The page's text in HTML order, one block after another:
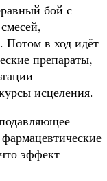
бой с
Потом в ход идёт
препараты,
исцеления.
эффект